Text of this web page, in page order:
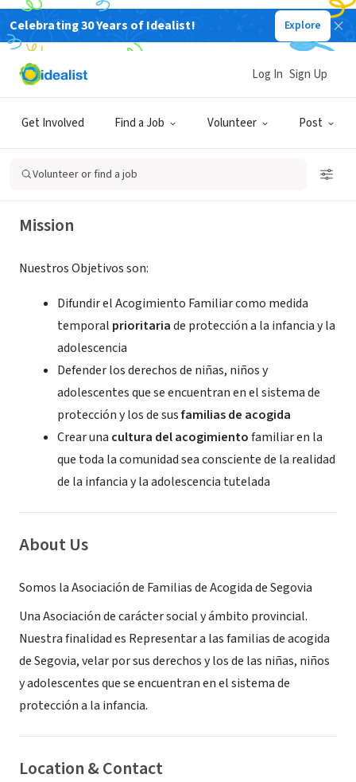
Celebrating 30 Years of Idealist! Explore
Get Involved Find a Job Volunteer Post
Log In Sign Up
Volunteer or find a job
AFASEGO
Mission
Nuestros Objetivos son:
Difundir el Acogimiento Familiar como medida
temporal prioritariade protección a la infancia y la
adolescencia
Defender los derechos de niñas, niños y
adolescentes que se encuentran en el sistema de
protección y los de susfamilias de acogida
Crear una cultura del acogimientofamiliar en la
que toda la comunidad sea consciente de la realidad
de la infancia y la adolescencia tutelada
About Us
Somos la Asociación de Familias de Acogida de Segovia
Una Asociación de carácter social y ámbito provincial.
Nuestra finalidad es Representar a las familias de acogida
de Segovia, velar por sus derechos y los de las niñas, niños
y adolescentes que se encuentran en el sistema de
protección a la infancia.
Location & Contact